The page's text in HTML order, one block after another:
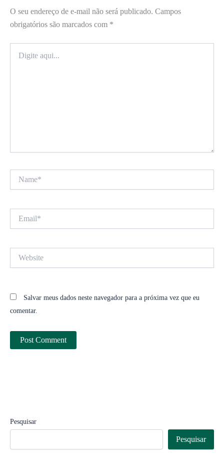
O seu endereço de e-mail não será publicado. Campos
obrigatórios são marcados com *
aqui...
Salvar meus dados neste navegador para a próxima vez que eu
comentar.
Pesquisar
Pesquisar